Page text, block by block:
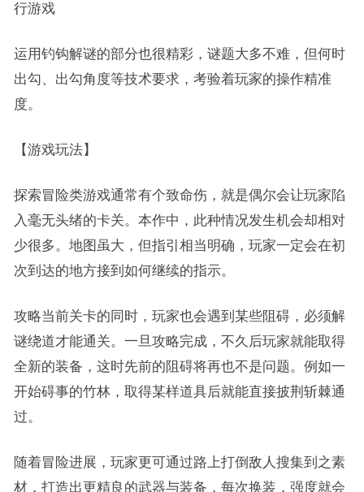
行游戏
运用钓钩解谜的部分也很精彩，谜题大多不难，但何时
出勾、出勾角度等技术要求，考验着玩家的操作精准
度。
【游戏玩法】
探索冒险类游戏通常有个致命伤，就是偶尔会让玩家陷
入毫无头绪的卡关。本作中，此种情况发生机会却相对
少很多。地图虽大，但指引相当明确，玩家一定会在初
次到达的地方接到如何继续的指示。
攻略当前关卡的同时，玩家也会遇到某些阻碍，必须解
谜绕道才能通关。一旦攻略完成，不久后玩家就能取得
全新的装备，这时先前的阻碍将再也不是问题。例如一
开始碍事的竹林，取得某样道具后就能直接披荆斩棘通
过。
随着冒险进展，玩家更可通过路上打倒敌人搜集到之素
材，打造出更精良的武器与装备，每次换装，强度就会